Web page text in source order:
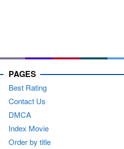
PAGES
Best Rating
Contact Us
DMCA
Index Movie
Order by title